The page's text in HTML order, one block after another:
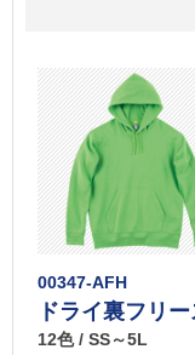
00347-AFH
ドライ裏フリ
12色 / SS～5L